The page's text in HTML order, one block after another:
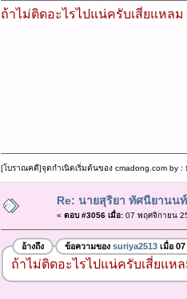
ถ้าไม่ติดอะไรไปแน่ครับเสี่ยแหลม
[โบราณคดี]จุดกำเนิดเริ่มต้นของ cmadong.com by
Re: นายสุริยา ทัศนียานนท์
« ตอบ #3056 เมื่อ:07 พฤศจิกายน
อ้างถึง ข้อความของ suriya2513เมื่อ 07
ถ้าไม่ติดอะไรไปแน่ครับเสี่ยแห